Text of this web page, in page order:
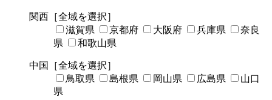
関西 ［全域を選択］
滋賀県
京都府 大阪府 兵庫県
奈良
県
和歌山県
中国
［全域を選択］
鳥取県
島根県 岡山県 広島県
山口
県